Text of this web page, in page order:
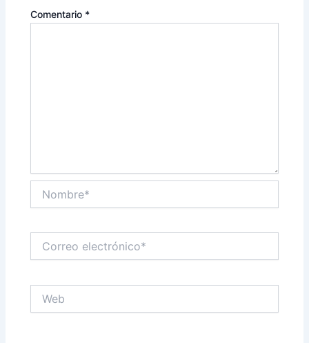
Comentario *
electrónico*